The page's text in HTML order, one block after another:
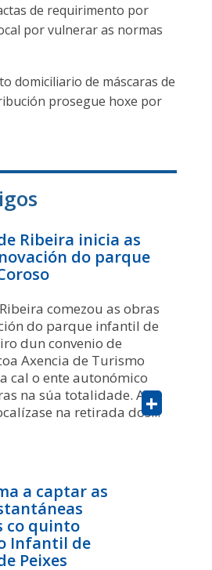
de requirimento por
por vulnerar as normas
domiciliario de máscaras de
prosegue hoxe por
Ribeira inicia as
do parque
comezou as obras
do parque infantil de
dun convenio de
Axencia de Turismo
cal o ente autonómico
na súa totalidade. A
na retirada dos...
+
a captar as
co quinto
Infantil de
Peixes